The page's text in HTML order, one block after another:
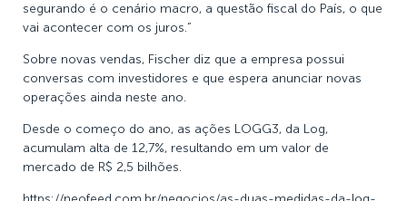
segurando é o cenário macro, a questão fiscal do País, o que
vai acontecer com os juros.”
Sobre novas vendas, Fischer diz que a empresa possui
conversas com investidores e que espera anunciar novas
operações ainda neste ano.
Desde o começo do ano, as ações LOGG3, da Log,
acumulam alta de 12,7%, resultando em um valor de
mercado de R$ 2,5 bilhões.